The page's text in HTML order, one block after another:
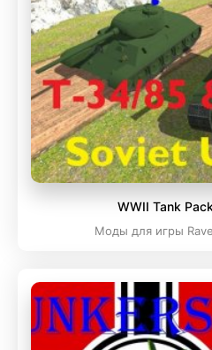
WWII Tank
Моды для игры